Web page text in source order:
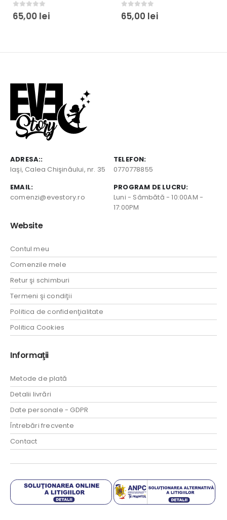
0out of 5
65,00lei 0out of 5
65,00 lei
ADRESA::
Iaşi, Calea Chişinăului, nr. 35
TELEFON:
0770778855
EMAIL:
comenzi@evestory.ro
PROGRAM DE LUCRU:
Luni - Sâmbătă - 10:00AM -
17:00PM
Website
Contul meu
Comenzile mele
Retur şi schimburi
Termeni şi condiţii
Politica de confidenţialitate
Politica Cookies
Informaţii
Metode de plată
Detalii livrări
Date personale - GDPR
Întrebări frecvente
Contact